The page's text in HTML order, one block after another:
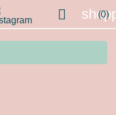
(0)
